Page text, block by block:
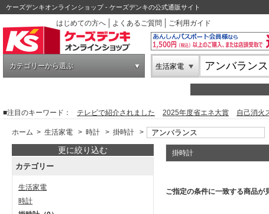
ケーズデンキオンラインショップ - ケーズデンキの公式通販サイト
はじめての方へ
よくあるご質問 ご利用ガイド
カテゴリーから選ぶ 生活家電
■注目のキーワード： テレビで紹介されました 2025年度省エネ大賞 自己消火
ホーム > 生活家電 > 時計 > 掛時計 >
更に絞り込む
カテゴリー
生活家電
時計
掛時計
ご指定の条件に一致する商品が